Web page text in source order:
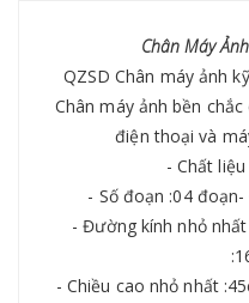
Chân Máy
QZSD Chân máy ảnh
Chân máy ảnh bền
điện thoại và
- Chất
- Số đoạn :04
- Đường kính nhỏ
- Chiều cao nhỏ nhất